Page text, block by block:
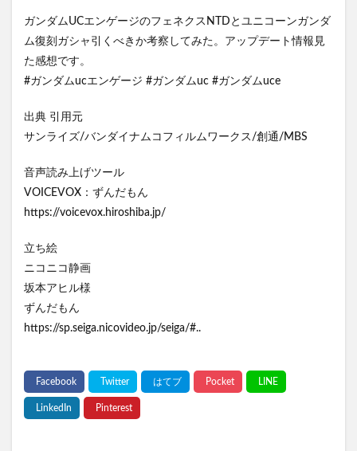
ガンダムUCエンゲージのフェネクスNTDとユニコーンガンダ
ム復刻ガシャ引くべきか考察してみた。アップデート情報見
た感想です。
#ガンダムucエンゲージ #ガンダムuc #ガンダムuce
出典 引用元
サンライズ/バンダイナムコフィルムワークス/創通/MBS
音声読み上げツール
VOICEVOX：ずんだもん
https://voicevox.hiroshiba.jp/
立ち絵
ニコニコ静画
坂本アヒル様
ずんだもん
https://sp.seiga.nicovideo.jp/seiga/#..